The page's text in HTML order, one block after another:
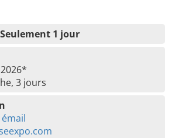
Seulement 1 jour
3 jours